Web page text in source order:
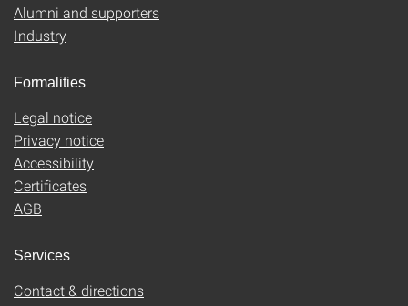
Alumni and supporters
Industry
Formalities
Legal notice
Privacy notice
Accessibility
Certificates
AGB
Services
Contact & directions